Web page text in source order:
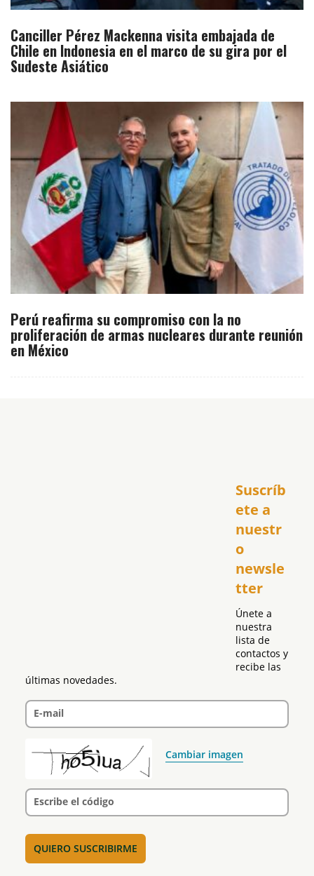
Canciller Pérez Mackenna visita embajada de
Chile en Indonesia en el marco de su gira por el
Sudeste Asiático
Perú reafirma su compromiso con la no
proliferación de armas nucleares durante reunión
en México
Suscríb
ete a
nuestr
o
newsle
tter
Únete a
nuestra
lista de
contactos y
recibe las
últimas novedades.
E-mail
Cambiar imagen
Escribe el código